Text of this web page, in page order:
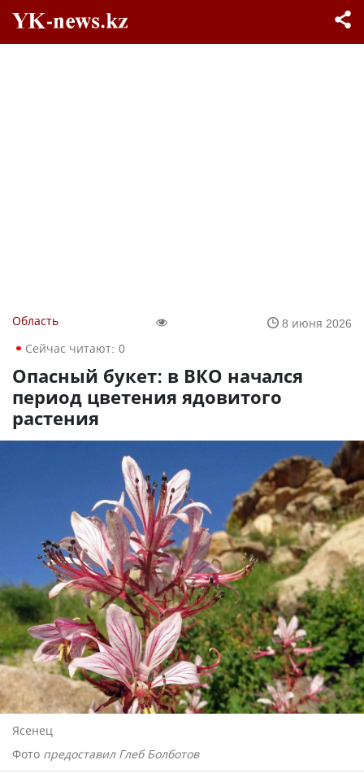
Область
8 июня 2026
Сейчас читают: 0
Опасный букет: в ВКО начался
период цветения ядовитого
растения
Ясенец
Фото предоставил Глеб Болботов